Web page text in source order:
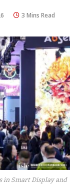
3 Mins Read
in Smart Display and